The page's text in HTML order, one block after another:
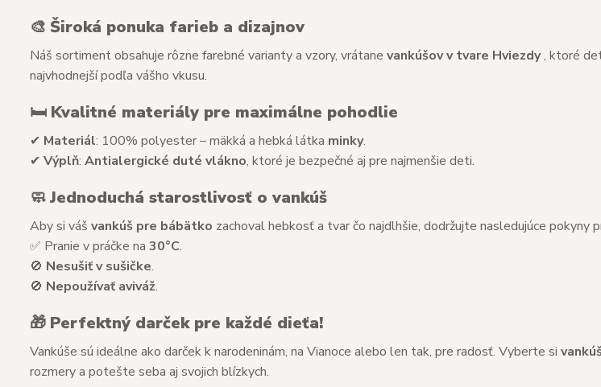
🎨 Široká ponuka farieb a dizajnov
Náš sortiment obsahuje rôzne farebné varianty a vzory, vrátane vankúšov v tvare Hviezdy, ktoré
najvhodnejší podľa vášho vkusu.
🛏 Kvalitné materiály pre maximálne pohodlie
✔ Materiál: 100% polyester – mäkká a hebká látka minky.
✔ Výplň: Antialergické duté vlákno, ktoré je bezpečné aj pre najmenšie deti.
🧼Jednoduchá starostlivosť o vankúš
Aby si váš vankúš pre bábätko zachoval hebkosť a tvar čo najdlhšie, dodržujte nasledujúce pokyny
✅ Pranie v práčke na 30°C.
🚫 Nesušiť v sušičke.
🚫 Nepoužívať aviváž.
🎁 Perfektný darček pre každé dieťa!
Vankúše sú ideálne ako darček k narodeninám, na Vianoce alebo len tak, pre radosť. Vyberte si
rozmery a potešte seba aj svojich blízkych.